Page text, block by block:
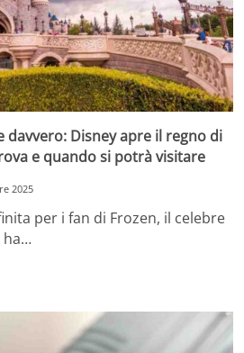
davvero: Disney apre il regno di
e quando si potrà visitare
2025
per i fan di Frozen, il celebre
ha…